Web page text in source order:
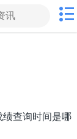
绩查询时间是哪